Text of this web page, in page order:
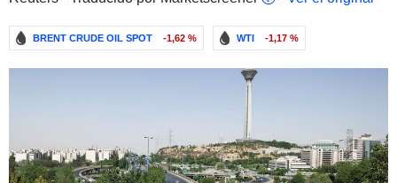
BRENT CRUDE OIL SPOT -1,62 % WTI -1,17 %